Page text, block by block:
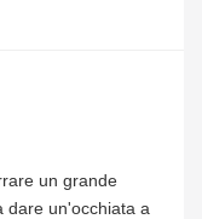
un grande
dare un'occhiata a